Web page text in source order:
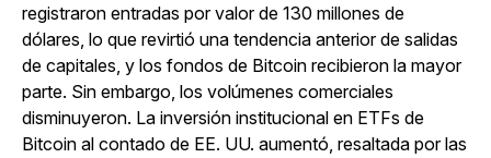
registraron entradas por valor de 130 millones de
dólares, lo que revirtió una tendencia anterior de salidas
de capitales, y los fondos de Bitcoin recibieron la mayor
parte. Sin embargo, los volúmenes comerciales
disminuyeron. La inversión institucional en ETFs de
Bitcoin al contado de EE. UU. aumentó, resaltada por las